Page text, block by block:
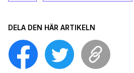
DELA DEN HÄR ARTIKELN